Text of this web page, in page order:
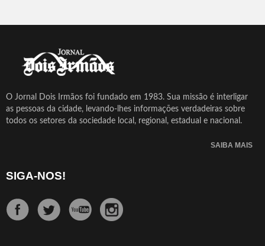
O Jornal Dois Irmãos foi fundado em 1983. Sua missão é interligar
as pessoas da cidade, levando-lhes informações verdadeiras sobre
todos os setores da sociedade local, regional, estadual e nacional.
SAIBA MAIS
SIGA-NOS!